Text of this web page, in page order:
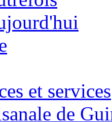
et services
de